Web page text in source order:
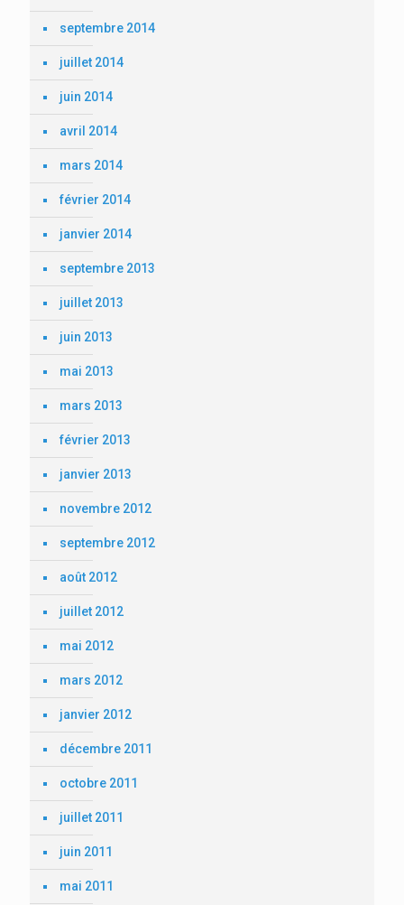
septembre 2014
juillet 2014
juin 2014
avril 2014
mars 2014
février 2014
janvier 2014
septembre 2013
juillet 2013
juin 2013
mai 2013
mars 2013
février 2013
janvier 2013
novembre 2012
septembre 2012
août 2012
juillet 2012
mai 2012
mars 2012
janvier 2012
décembre 2011
octobre 2011
juillet 2011
juin 2011
mai 2011